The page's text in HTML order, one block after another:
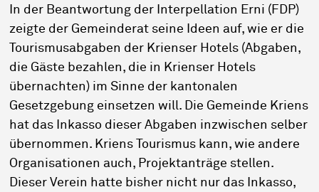
In der Beantwortung der Interpellation Erni (FDP)
zeigte der Gemeinderat seine Ideen auf, wie er die
Tourismusabgaben der Krienser Hotels (Abgaben,
die Gäste bezahlen, die in Krienser Hotels
übernachten) im Sinne der kantonalen
Gesetzgebung einsetzen will. Die Gemeinde Kriens
hat das Inkasso dieser Abgaben inzwischen selber
übernommen. Kriens Tourismus kann, wie andere
Organisationen auch, Projektanträge stellen.
Dieser Verein hatte bisher nicht nur das Inkasso,